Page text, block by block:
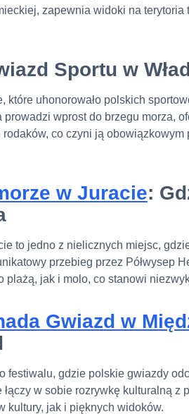
zapewnia widoki na
Sportu w
które uhonorowało polskich
prowadzi wprost do brzegu morza,
co czyni ją
w Juracie:
to jedno z nielicznych miejsc,
przebieg przez Półwysep
plażą, jak i molo, co stanowi
Gwiazd w
festiwalu, gdzie polskie gwiazdy
łączy w sobie rozrywkę kulturalną
kultury, jak i pięknych widoków.